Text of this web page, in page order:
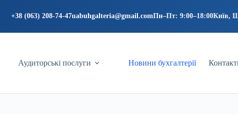
+38 (063) 208-74-47uabuhgalteria@gmail.comПн–Пт: 9:00–18:00Київ,
Аудиторські послуги Новини бухгалтерії